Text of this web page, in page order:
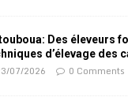
Des éleveurs
d’élevage des
07/2026 0 Comments